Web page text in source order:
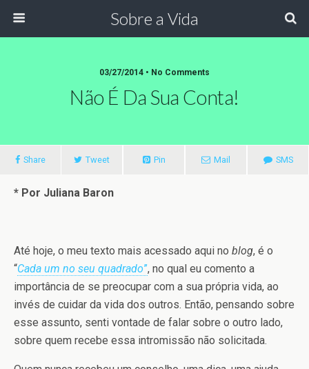
Sobre a Vida
03/27/2014 • No Comments
Não É Da Sua Conta!
Share Tweet Pin Mail SMS
* Por Juliana Baron
Até hoje, o meu texto mais acessado aqui no blog, é o
“Cada um no seu quadrado”, no qual eu comento a
importância de se preocupar com a sua própria vida, ao
invés de cuidar da vida dos outros. Então, pensando sobre
esse assunto, senti vontade de falar sobre o outro lado,
sobre quem recebe essa intromissão não solicitada.